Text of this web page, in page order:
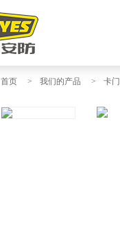
首页 > 我们的产品 > 卡门